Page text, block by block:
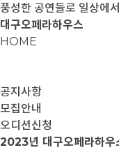
풍성한 공연들로 일상에
대구오페라하우스
HOME
공지사항
모집안내
오디션신청
2023년 대구오페라하우